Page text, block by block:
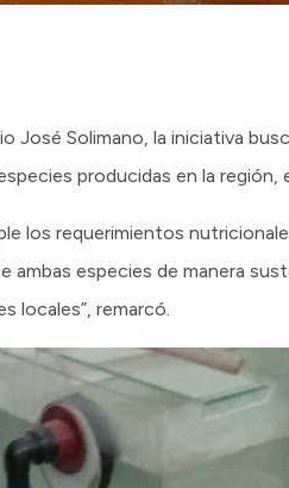
José Solimano, la iniciativa
producidas en la región,
los requerimientos
ambas especies de manera
locales”, remarcó.